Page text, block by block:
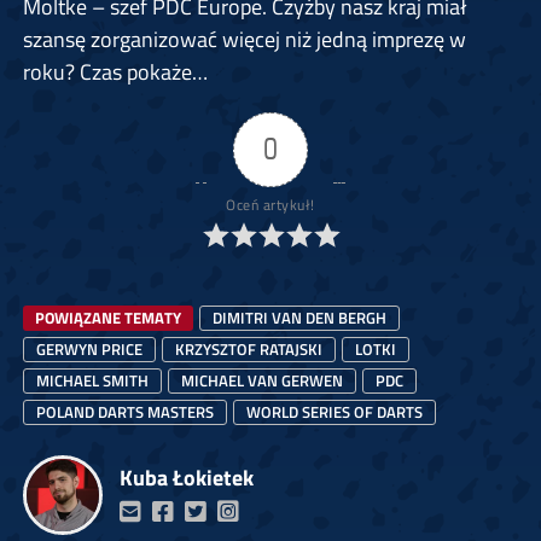
szansę zorganizować więcej niż jedną imprezę w
roku? Czas pokaże…
0
Oceń artykuł!
POWIĄZANE TEMATY
DIMITRI VAN DEN BERGH
GERWYN PRICE
KRZYSZTOF RATAJSKI
LOTKI
MICHAEL SMITH
MICHAEL VAN GERWEN
PDC
POLAND DARTS MASTERS
WORLD SERIES OF DARTS
Kuba Łokietek